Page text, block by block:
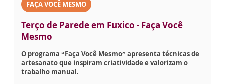
FAÇA VOCÊ MESMO
Terço de Parede em Fuxico - Faça Você
Mesmo
O programa “Faça Você Mesmo” apresenta técnicas de
artesanato que inspiram criatividade e valorizam o
trabalho manual.